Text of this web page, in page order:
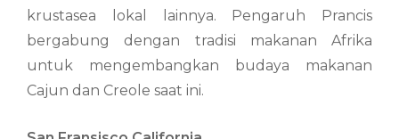
krustasea lokal lainnya. Pengaruh Prancis
bergabung dengan tradisi makanan Afrika
untuk mengembangkan budaya makanan
Cajun dan Creole saat ini.